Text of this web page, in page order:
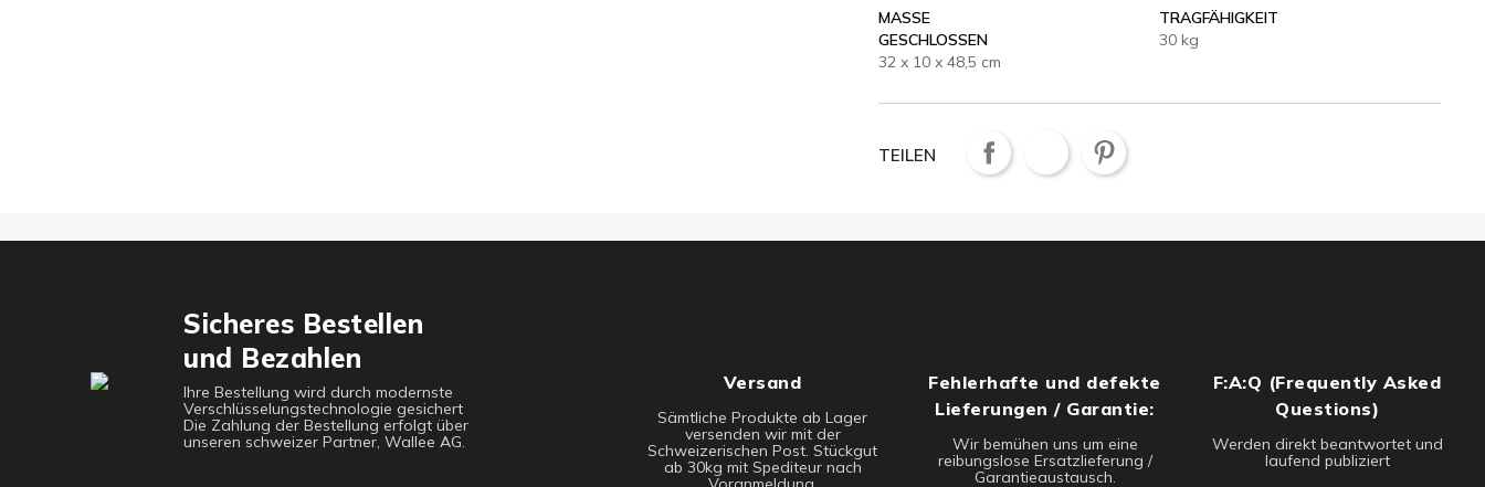
MASSE G
ESCHLOSSEN
32 x 10 x 48,5 cm
TRAGFÄHIGKEIT
30 kg
TEILEN
Sicheres Bestellen
und Bezahlen
Ihre Bestellung wird durch modernste
Verschlüsselungstechnologie gesichert
Die Zahlung der Bestellung erfolgt über
unseren schweizer Partner, Wallee AG.
Versand
Sämtliche Produkte ab Lager
versenden wir mit der
Schweizerischen Post. Stückgut
ab 30kg mit Spediteur nach
Fehlerhafte und defekte
Lieferungen / Garantie:
Wir bemühen uns um eine
reibungslose Ersatzlieferung /
Garantieaustausch.
F:A:Q (Frequently Asked
Questions)
Werden direkt beantwortet und
laufend publiziert